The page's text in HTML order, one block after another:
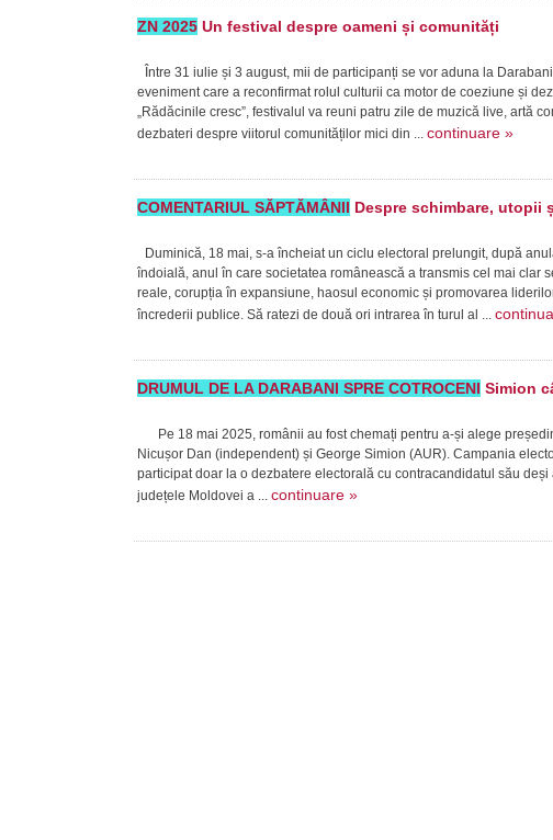
ZN 2025 Un festival despre oameni și comunități
Între 31 iulie și 3 august, mii de participanți se vor aduna la
eveniment care a reconfirmat rolul culturii ca motor de coeziune și
„Rădăcinile cresc”, festivalul va reuni patru zile de muzică live, artă
dezbateri despre viitorul comunităților mici din ... continuare »
COMENTARIUL SĂPTĂMÂNII Despre schimbare, utopii
Duminică, 18 mai, s-a încheiat un ciclu electoral prelungit, după
îndoială, anul în care societatea românească a transmis cel mai
reale, corupția în expansiune, haosul economic și promovarea
încrederii publice. Să ratezi de două ori intrarea în turul al ...
DRUMUL DE LA DARABANI SPRE COTROCENI Simion
Pe 18 mai 2025, românii au fost chemați pentru a-și alege
Nicușor Dan (independent) și George Simion (AUR). Campania
participat doar la o dezbatere electorală cu contracandidatul său
județele Moldovei a ... continuare »